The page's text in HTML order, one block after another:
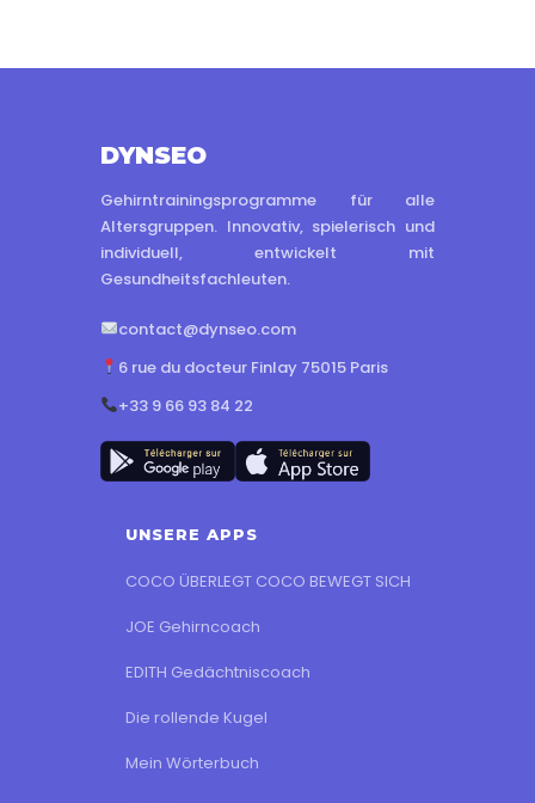
DYNSEO
Gehirntrainingsprogramme für alle
Altersgruppen. Innovativ, spielerisch und
individuell, entwickelt mit
Gesundheitsfachleuten.
contact@dynseo.com
6 rue du docteur Finlay 75015 Paris
+33 9 66 93 84 22
UNSERE APPS
COCO ÜBERLEGT COCO BEWEGT SICH
JOE Gehirncoach
EDITH Gedächtniscoach
Die rollende Kugel
Mein Wörterbuch